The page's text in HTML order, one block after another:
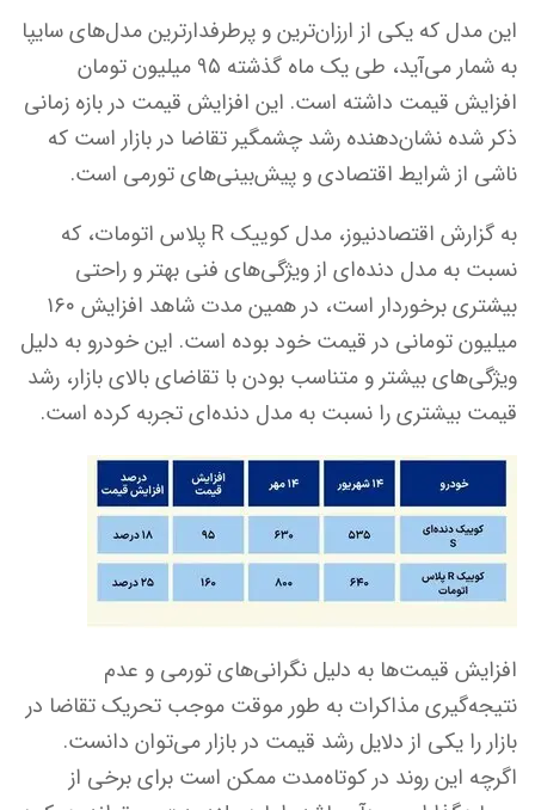
این مدل که یکی از ارزان‌ترین و پرطرفدارترین مدل‌های سایپا
به شمار می‌آید، طی یک ماه گذشته ۹۵ میلیون تومان
افزایش قیمت داشته است. این افزایش قیمت در بازه زمانی
ذکر شده نشان‌دهنده رشد چشمگیر تقاضا در بازار است که
ناشی از شرایط اقتصادی و پیش‌بینی‌های تورمی است.
به گزارش اقتصادنیوز، مدل کوییک R پلاس اتومات، که
نسبت به مدل دنده‌ای از ویژگی‌های فنی بهتر و راحتی
بیشتری برخوردار است، در همین مدت شاهد افزایش ۱۶۰
میلیون تومانی در قیمت خود بوده است. این خودرو به دلیل
ویژگی‌های بیشتر و متناسب بودن با تقاضای بالای بازار، رشد
قیمت بیشتری را نسبت به مدل دنده‌ای تجربه کرده است.
افزایش قیمت‌ها به دلیل نگرانی‌های تورمی و عدم
نتیجه‌گیری مذاکرات به طور موقت موجب تحریک تقاضا در
بازار را یکی از دلایل رشد قیمت در بازار می‌توان دانست.
اگرچه این روند در کوتاه‌مدت ممکن است برای برخی از